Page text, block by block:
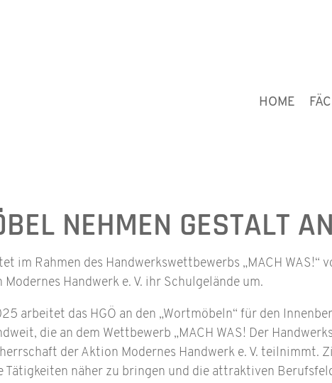
HOME
NEHMEN GESTALT
im Rahmen des Handwerkswettbewerbs „MACH WAS!“
Handwerk e. V. ihr Schulgelände um.
arbeitet das HGÖ an den „Wortmöbeln“ für den
die an dem Wettbewerb „MACH WAS! Der
der Aktion Modernes Handwerk e. V. teilnimmt.
näher zu bringen und die attraktiven